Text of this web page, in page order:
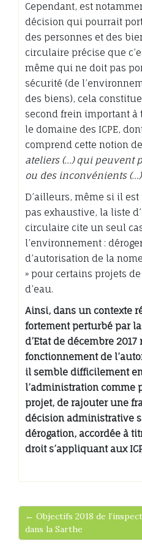
Cependant, est
décision qui pourrait
des personnes et des
circulaire précise que
même qui ne doit pas
sécurité (de
des biens), cela
second frein important à
le domaine des ICPE,
comprend cette notion
ateliers (…) qui peuvent
ou des inconvénients
D’ailleurs, même si il est
pas exhaustive, la liste
circulaire cite un seul
l’environnement :
d’autorisation de la
» pour certains projets
d’eau.
Ainsi, dans un contexte
fortement perturbé par
d’Etat de décembre
fonctionnement de
il semble difficilement
l’administration comme
projet, de rajouter une
décision administrative
dérogation, accordée à
droit s’appliquant aux
← Objectifs 2018 de
dans la Sarthe